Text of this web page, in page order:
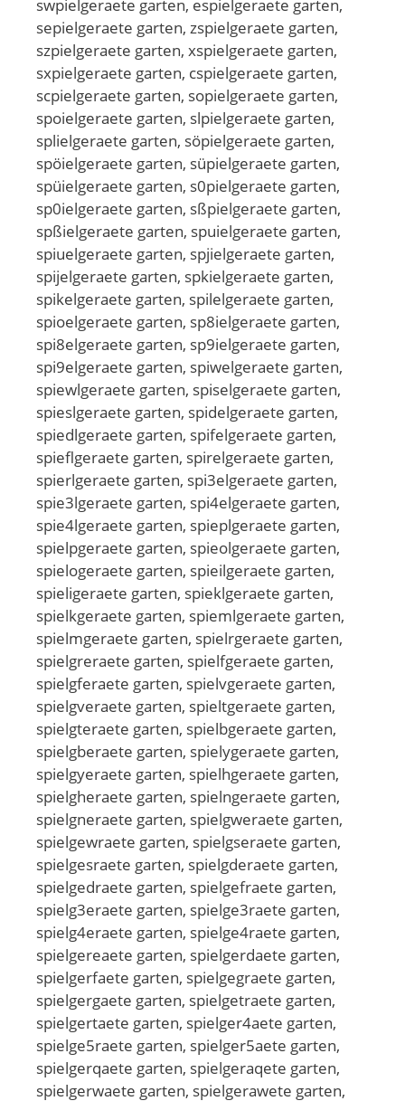
swpielgeraete garten, espielgeraete garten,
sepielgeraete garten, zspielgeraete garten,
szpielgeraete garten, xspielgeraete garten,
sxpielgeraete garten, cspielgeraete garten,
scpielgeraete garten, sopielgeraete garten,
spoielgeraete garten, slpielgeraete garten,
splielgeraete garten, söpielgeraete garten,
spöielgeraete garten, süpielgeraete garten,
spüielgeraete garten, s0pielgeraete garten,
sp0ielgeraete garten, sßpielgeraete garten,
spßielgeraete garten, spuielgeraete garten,
spiuelgeraete garten, spjielgeraete garten,
spijelgeraete garten, spkielgeraete garten,
spikelgeraete garten, spilelgeraete garten,
spioelgeraete garten, sp8ielgeraete garten,
spi8elgeraete garten, sp9ielgeraete garten,
spi9elgeraete garten, spiwelgeraete garten,
spiewlgeraete garten, spiselgeraete garten,
spieslgeraete garten, spidelgeraete garten,
spiedlgeraete garten, spifelgeraete garten,
spieflgeraete garten, spirelgeraete garten,
spierlgeraete garten, spi3elgeraete garten,
spie3lgeraete garten, spi4elgeraete garten,
spie4lgeraete garten, spieplgeraete garten,
spielpgeraete garten, spieolgeraete garten,
spielogeraete garten, spieilgeraete garten,
spieligeraete garten, spieklgeraete garten,
spielkgeraete garten, spiemlgeraete garten,
spielmgeraete garten, spielrgeraete garten,
spielgreraete garten, spielfgeraete garten,
spielgferaete garten, spielvgeraete garten,
spielgveraete garten, spieltgeraete garten,
spielgteraete garten, spielbgeraete garten,
spielgberaete garten, spielygeraete garten,
spielgyeraete garten, spielhgeraete garten,
spielgheraete garten, spielngeraete garten,
spielgneraete garten, spielgweraete garten,
spielgewraete garten, spielgseraete garten,
spielgesraete garten, spielgderaete garten,
spielgedraete garten, spielgefraete garten,
spielg3eraete garten, spielge3raete garten,
spielg4eraete garten, spielge4raete garten,
spielgereaete garten, spielgerdaete garten,
spielgerfaete garten, spielgegraete garten,
spielgergaete garten, spielgetraete garten,
spielgertaete garten, spielger4aete garten,
spielge5raete garten, spielger5aete garten,
spielgerqaete garten, spielgeraqete garten,
spielgerwaete garten, spielgerawete garten,